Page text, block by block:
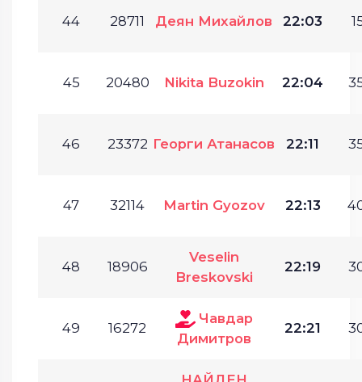
44 28711 Деян Михайлов 22:03
45 20480 Nikita Buzokin 22:04
46 23372 Георги Атанасов 22:11
47 32114 Martin Gyozov 22:13
48 18906
Veselin
Breskovski
22:19
49 16272
Чавдар
Димитров
22:21